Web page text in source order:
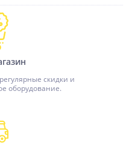
скидки и
оборудование.